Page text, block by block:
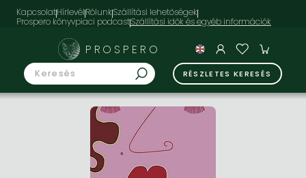
KapcsolatHírlevélRólunkSzállítási lehetőségek
Prospero könyvpiaci podcast
PROSPERO
RÉSZLETES KERESÉS